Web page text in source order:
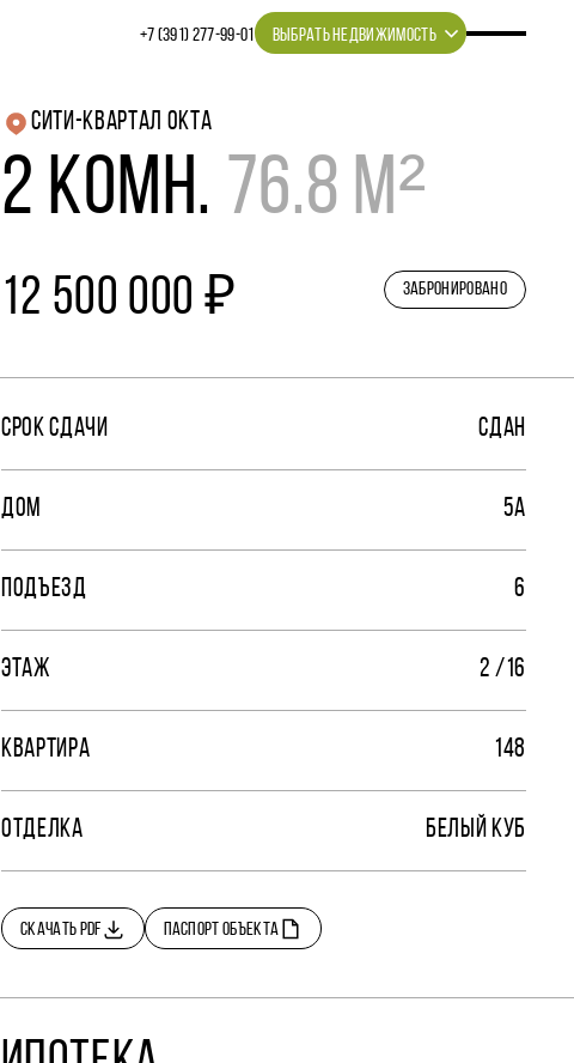
+7 (391) 277‒99‒01 ВЫБРАТЬ НЕДВИЖИМОСТЬ
СИТИ-КВАРТАЛ ОКТА
2 КОМН. 76.8 М²
12 500 000 ₽ ЗАБРОНИРОВАНО
СРОК СДАЧИ СДАН
ДОМ 5А
ПОДЪЕЗД 6
ЭТАЖ 2 /16
КВАРТИРА 148
ОТДЕЛКА БЕЛЫЙ КУБ
СКАЧАТЬ PDF ПАСПОРТ ОБЪЕКТА